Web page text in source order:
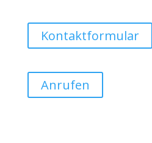
Kontaktformular
Anrufen